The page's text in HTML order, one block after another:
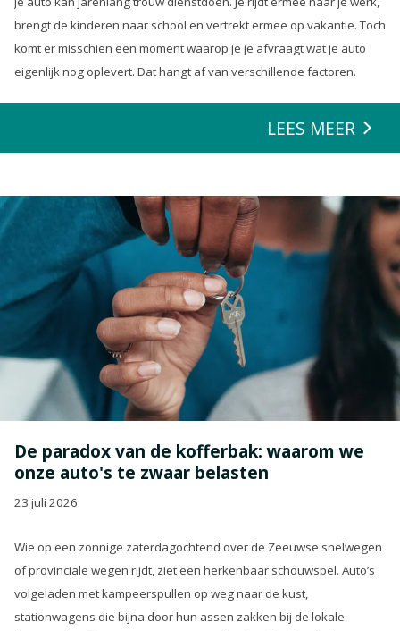
brengt de kinderen naar school en vertrekt ermee op vakantie. Toch
komt er misschien een moment waarop je je afvraagt wat je auto
eigenlijk nog oplevert. Dat hangt af van verschillende factoren.
LEES MEER
De paradox van de kofferbak: waarom we
onze auto's te zwaar belasten
23 juli 2026
Wie op een zonnige zaterdagochtend over de Zeeuwse snelwegen
of provinciale wegen rijdt, ziet een herkenbaar schouwspel. Auto’s
volgeladen met kampeerspullen op weg naar de kust,
stationwagens die bijna door hun assen zakken bij de lokale